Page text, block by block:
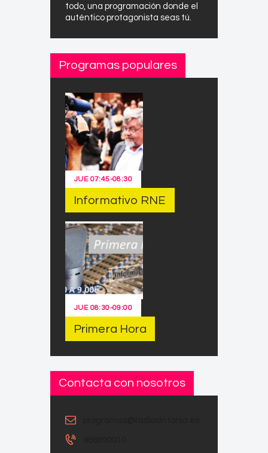
todo, una programación donde el
auténtico protagonista seas tú.
Programas populares
JUE 07:45-08:30
Informativo RNE
JUE 08:30-09:00
Primera Hora
Contacta con nosotros